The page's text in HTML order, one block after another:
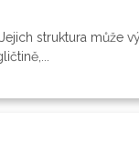
struktura může